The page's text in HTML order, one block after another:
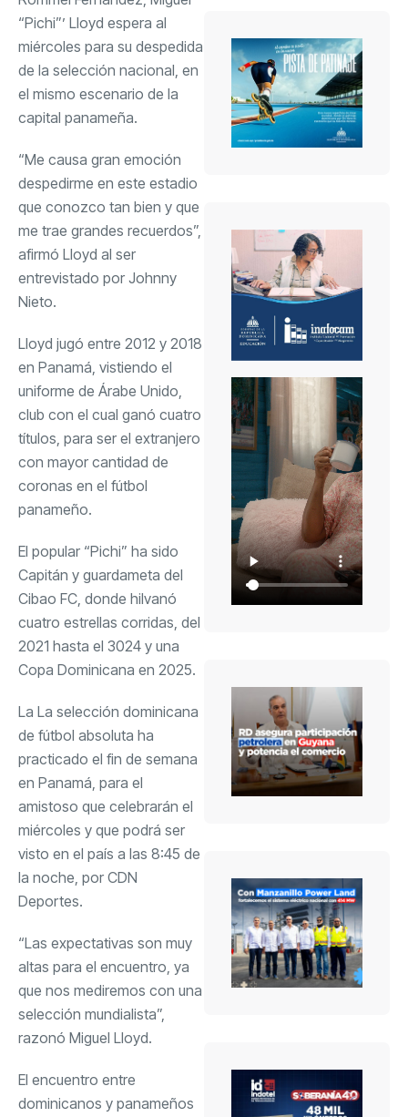
“Pichi”’ Lloyd espera al
miércoles para su despedida
de la selección nacional, en
el mismo escenario de la
capital panameña.
“Me causa gran emoción
despedirme en este estadio
que conozco tan bien y que
me trae grandes recuerdos”,
afirmó Lloyd al ser
entrevistado por Johnny
Nieto.
Lloyd jugó entre 2012 y 2018
en Panamá, vistiendo el
uniforme de Árabe Unido,
club con el cual ganó cuatro
títulos, para ser el extranjero
con mayor cantidad de
coronas en el fútbol
panameño.
El popular “Pichi” ha sido
Capitán y guardameta del
Cibao FC, donde hilvanó
cuatro estrellas corridas, del
2021 hasta el 3024 y una
Copa Dominicana en 2025.
La La selección dominicana
de fútbol absoluta ha
practicado el fin de semana
en Panamá, para el
amistoso que celebrarán el
miércoles y que podrá ser
visto en el país a las 8:45 de
la noche, por CDN
Deportes.
“Las expectativas son muy
altas para el encuentro, ya
que nos mediremos con una
selección mundialista”,
razonó Miguel Lloyd.
El encuentro entre
dominicanos y panameños